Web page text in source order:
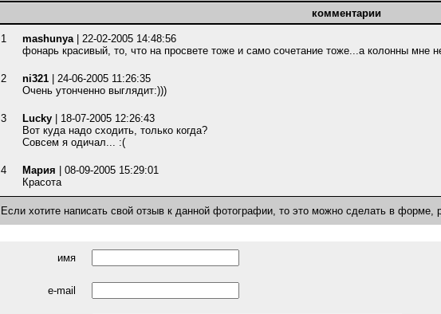
комментарии
1 mashunya| 22-02-2005 14:48:56
фонарь красивый, то, что на просвете тоже и само сочетание тоже...а колонны мне
2 ni321 | 24-06-2005 11:26:35
Очень утонченно выглядит:)))
3 Lucky | 18-07-2005 12:26:43
Вот куда надо сходить, только когда?
Совсем я одичал... :(
4 Мария | 08-09-2005 15:29:01
Красота
Если хотите написать свой отзыв к данной фотографии, то это можно сделать в форме,
имя
e-mail